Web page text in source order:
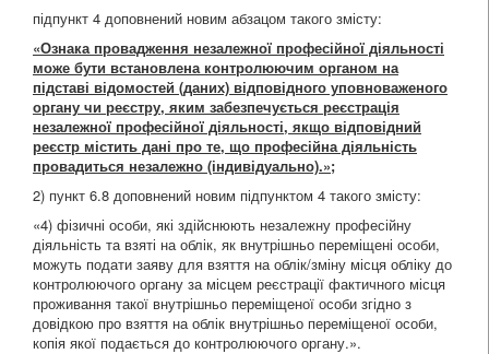
підпункт 4 доповнений новим абзацом такого змісту:
«Ознака провадження незалежної професійної діяльності
може бути встановлена контролюючим органом на
підставі відомостей (даних) відповідного уповноваженого
органу чи реєстру, яким забезпечується реєстрація
незалежної професійної діяльності, якщо відповідний
реєстр містить дані про те, що професійна діяльність
провадиться незалежно (індивідуально).»;
2) пункт 6.8 доповнений новим підпунктом 4 такого змісту:
«4) фізичні особи, які здійснюють незалежну професійну
діяльність та взяті на облік, як внутрішньо переміщені особи,
можуть подати заяву для взяття на облік/зміну місця обліку до
контролюючого органу за місцем реєстрації фактичного місця
проживання такої внутрішньо переміщеної особи згідно з
довідкою про взяття на облік внутрішньо переміщеної особи,
копія якої подається до контролюючого органу.».